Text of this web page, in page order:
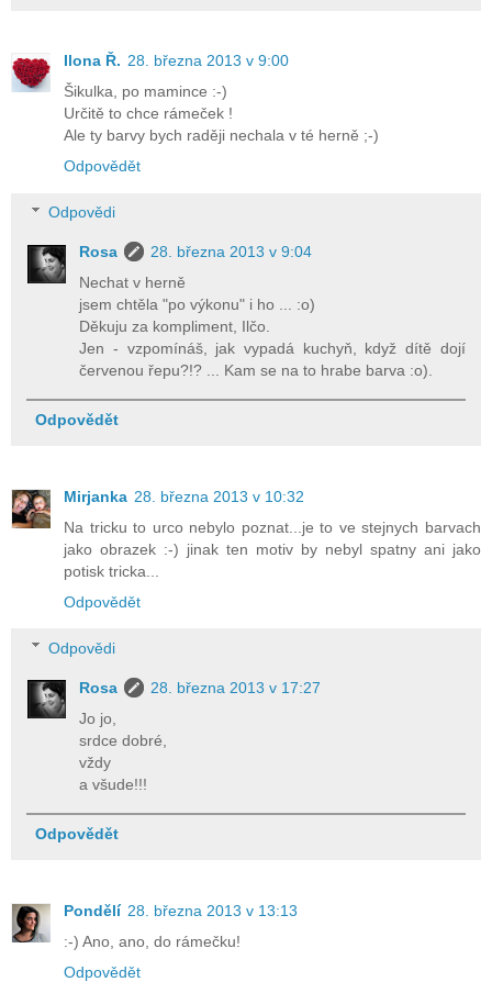
Ilona Ř. 28. března 2013 v 9:00
Šikulka, po mamince :-)
Určitě to chce rámeček !
Ale ty barvy bych raději nechala v té herně ;-)
Odpovědět
Odpovědi
Rosa
28. března 2013 v 9:04
Nechat v herně
jsem chtěla "po výkonu" i ho ... :o)
Děkuju za kompliment, Ilčo.
Jen - vzpomínáš, jak vypadá kuchyň, když dítě dojí
červenou řepu?!? ... Kam se na to hrabe barva :o).
Odpovědět
Mirjanka 28. března 2013 v 10:32
Na tricku to urco nebylo poznat...je to ve stejnych barvach
jako obrazek :-) jinak ten motiv by nebyl spatny ani jako
potisk tricka...
Odpovědět
Odpovědi
Rosa
28. března 2013 v 17:27
Jo jo,
srdce dobré,
vždy
a všude!!!
Odpovědět
Pondělí 28. března 2013 v 13:13
:-) Ano, ano, do rámečku!
Odpovědět